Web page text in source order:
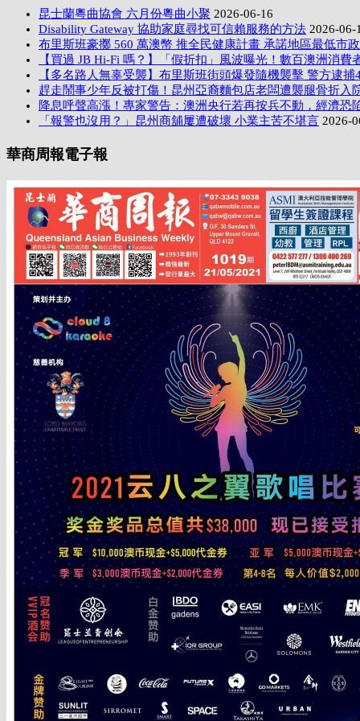
昆士蘭粵曲協會 六月份粵曲小聚 2026-06-16
Disability Gateway 協助家庭尋找可信賴服務的方法 2026-06-
布里斯班豪擲 560 萬澳幣 推全民健康計畫 承諾地區最低市
【買過 JB Hi-Fi 嗎？】「假折扣」風波曝光！數百澳洲消費
【多名路人無辜受襲】布里斯班街頭爆發隨機襲擊 警方逮捕
趕走鬧事少年反被打傷！昆州亞裔麵包店老闆遭襲腿骨折入
降息呼聲高漲！專家警告：澳洲央行若再按兵不動，經濟恐
「報警也沒用？」昆州商舖屢遭破壞 小業主苦不堪言 2026-
華商周報電子報